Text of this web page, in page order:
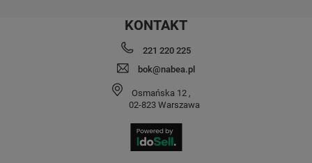
KONTAKT
221 220 225
bok@nabea.pl
Osmańska 12 ,
02-823 Warszawa